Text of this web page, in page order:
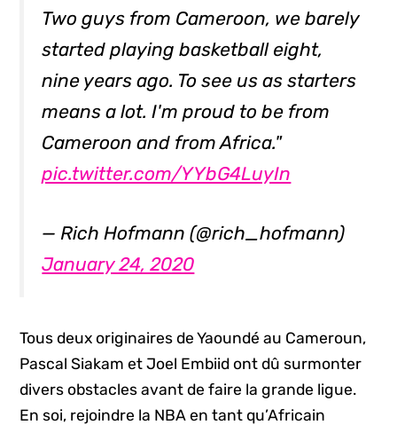
Two guys from Cameroon, we barely
started playing basketball eight,
nine years ago. To see us as starters
means a lot. I'm proud to be from
Cameroon and from Africa."
pic.twitter.com/YYbG4LuyIn
— Rich Hofmann (@rich_hofmann)
January 24, 2020
Tous deux originaires de Yaoundé au Cameroun,
Pascal Siakam et Joel Embiid ont dû surmonter
divers obstacles avant de faire la grande ligue.
En soi, rejoindre la NBA en tant qu’Africain